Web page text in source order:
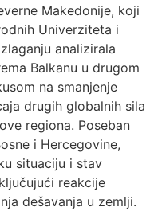
Makedonije, koji
Univerziteta i
analizirala
Balkanu u drugom
na smanjenje
drugih globalnih sila
regiona. Poseban
i Hercegovine,
situaciju i stav
reakcije
dešavanja u zemlji.